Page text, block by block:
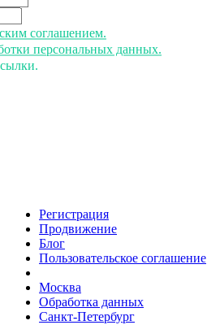
соглашением.
персональных данных.
Регистрация
Продвижение
Блог
Пользовательское соглашение
Москва
Обработка данных
Санкт-Петербург